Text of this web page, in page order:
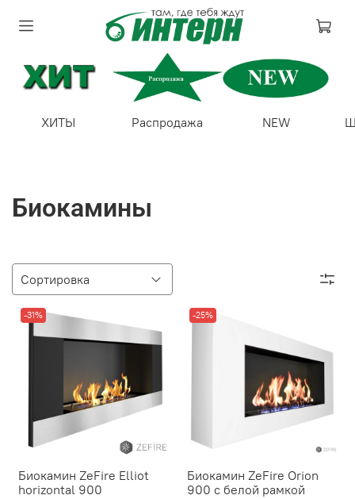
ХИТЫ Распродажа NEW
Биокамины
-31%
Биокамин ZeFire Elliot
horizontal 900
-25%
Биокамин ZeFire Orion
900 с белой рамкой